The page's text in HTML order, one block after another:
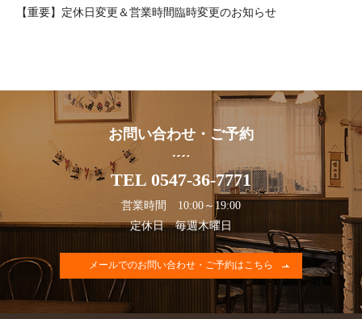
【重要】定休日変更＆営業時間臨時変更のお知らせ
お問い合わせ・ご予約
TEL 0547-36-7771
営業時間 10:00～19:00
定休日 毎週木曜日
メールでのお問い合わせ・ご予約はこちら